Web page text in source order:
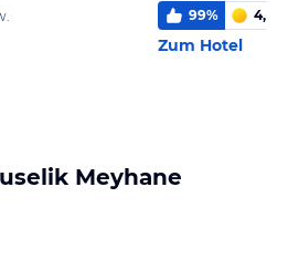
99% 4,8
Zum Hotel
Meyhane